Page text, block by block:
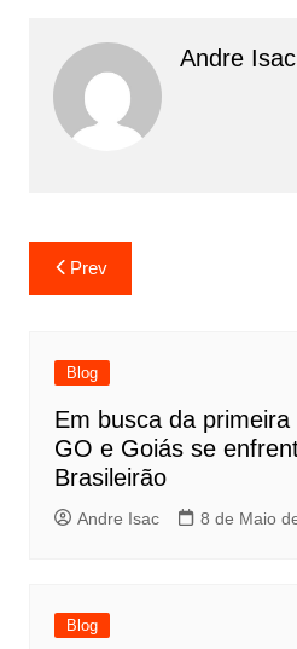
Andre Isac
Prev
Blog
Em busca da
GO e Goiás se
Brasileirão
Andre Isac 8 de Maio
Blog